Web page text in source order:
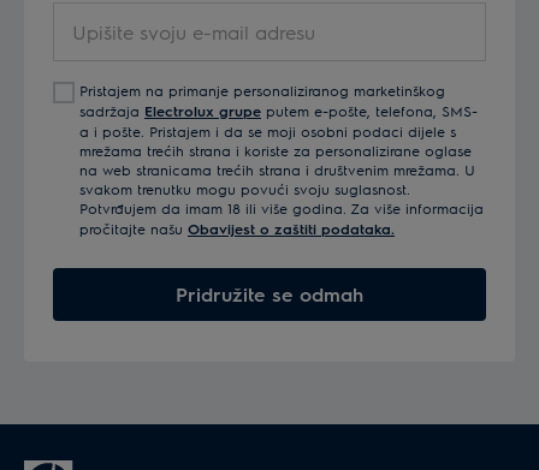
svoju
mail
adresu
Pristajem na primanje personaliziranog marketinškog
sadržaja Electrolux grupe putem e-pošte, telefona, SMS-
a i pošte. Pristajem i da se moji osobni podaci dijele s
mrežama trećih strana i koriste za personalizirane oglase
na web stranicama trećih strana i društvenim mrežama. U
svakom trenutku mogu povući svoju suglasnost.
Potvrđujem da imam 18 ili više godina. Za više informacija
pročitajte našu Obavijest o zaštiti podataka.
Pridružite se odmah